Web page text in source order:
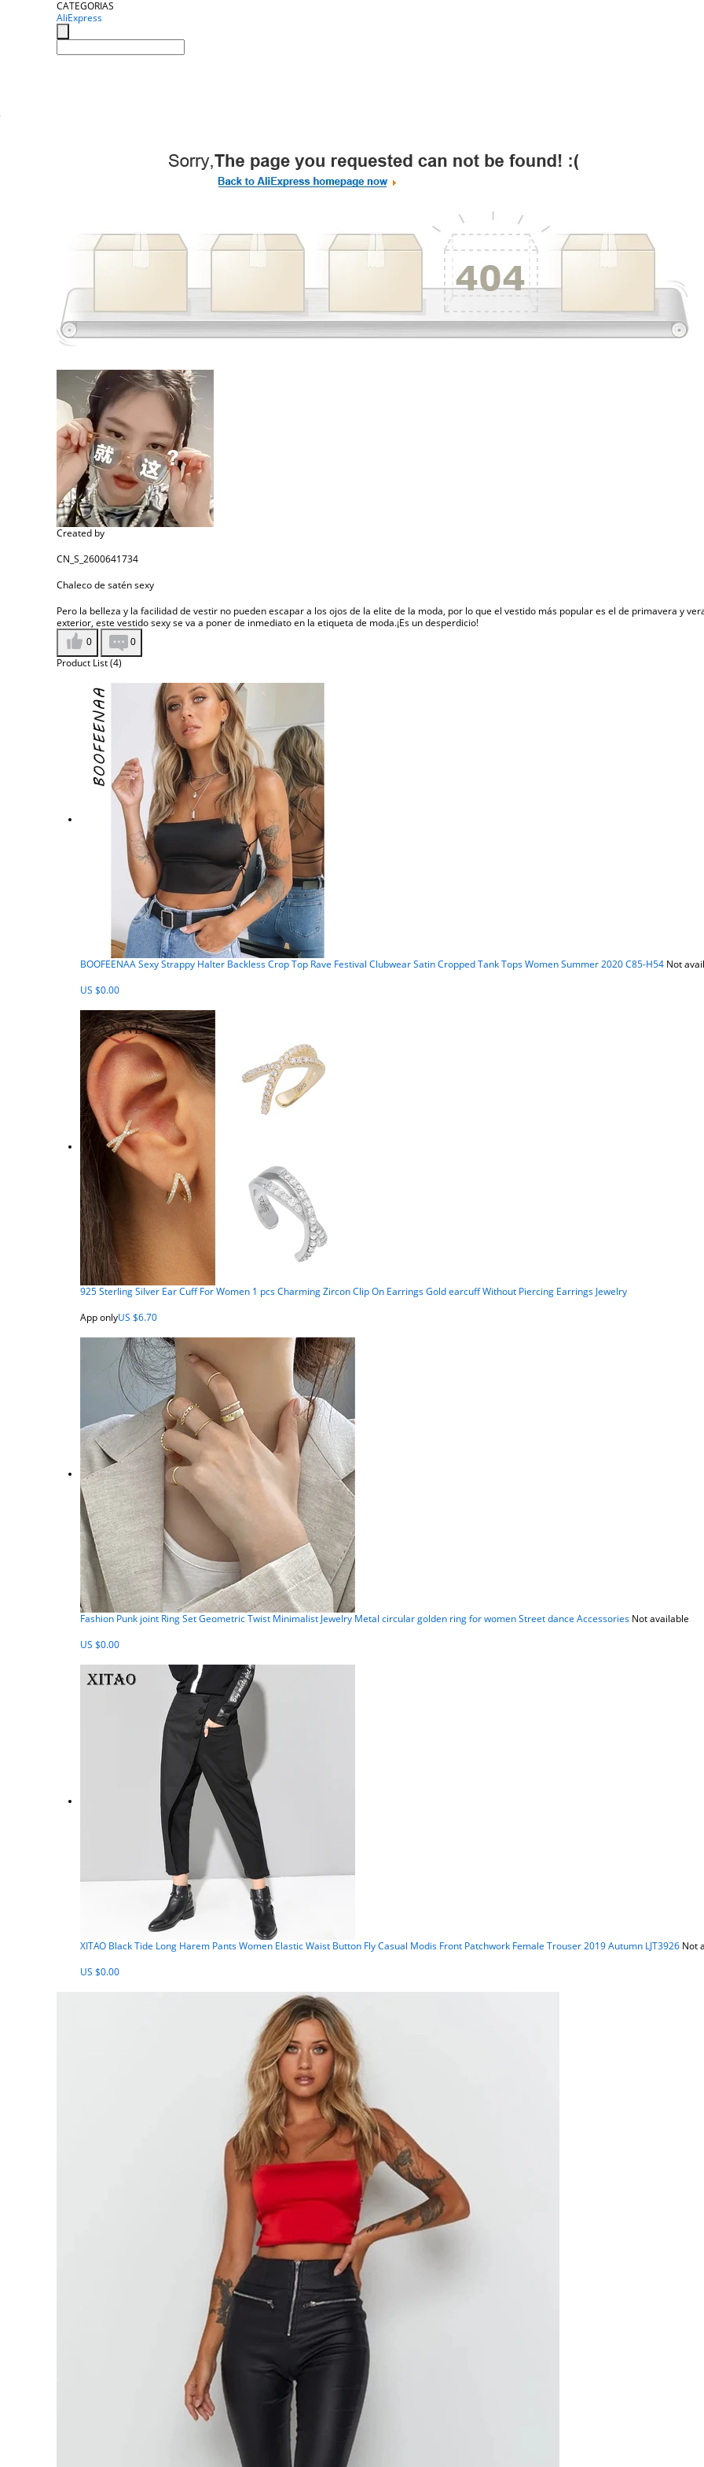
CATEGORIAS
AliExpress
Created by
CN_S_2600641734
Chaleco de satén sexy
Pero la belleza y la facilidad de vestir no pueden escapar a los ojos de la elite de la moda, por lo que el vestido más popular es el de primavera y
exterior, este vestido sexy se va a poner de inmediato en la etiqueta de moda.¡Es un desperdicio!
0 0
Product List (4)
BOOFEENAA Sexy Strappy Halter Backless Crop Top Rave Festival Clubwear Satin Cropped Tank Tops Women Summer 2020 C85-H54 Not
US $0.00
925 Sterling Silver Ear Cuff For Women 1 pcs Charming Zircon Clip On Earrings Gold earcuff Without Piercing Earrings Jewelry
App onlyUS $6.70
Fashion Punk joint Ring Set Geometric Twist Minimalist Jewelry Metal circular golden ring for women Street dance Accessories Not available
US $0.00
XITAO Black Tide Long Harem Pants Women Elastic Waist Button Fly Casual Modis Front Patchwork Female Trouser 2019 Autumn LJT3926 Not
US $0.00